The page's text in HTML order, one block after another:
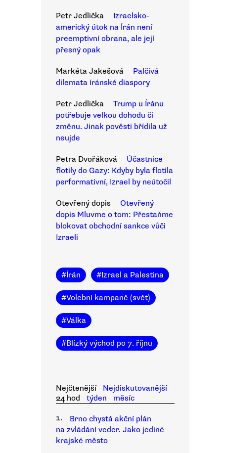
Petr Jedlička
Izraelsko-
americký útok na Írán není
preemptivní obrana, ale její
přesný opak
Markéta Jakešová
Palčivá
dilemata íránské diaspory
Petr Jedlička
Trump u Íránu
potřebuje velkou dohodu či
změnu. Jinak pověsti břídila už
neujde
Petra Dvořáková
Účastnice
flotily do Gazy: Kdyby byla flotila
performativní, Izrael by neútočil
Otevřený dopis
Otevřený
dopis Mluvme o tom: Přestaňme
blokovat obchodní sankce vůči
Izraeli
#Írán #Izrael a Palestina
#Volební kampaně (svět)
#Válka
#Blízký východ po 7. říjnu
Nejčtenější
Nejdiskutovanější
24 hod
týden
měsíc
1.
Brno chystá akční plán
na zvládání veder. Jako jediné
krajské město